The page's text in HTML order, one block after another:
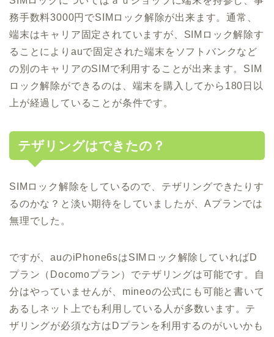
務手数料3000円でSIMロック解除が出来ます。通常、
端末はキャリア固定されていますが、SIMロック解除す
ることによりauで固定された端末をソフトバンクなど
の別のキャリアのSIMで利用することが出来ます。SIM
ロック解除ができるのは、端末を購入してから180日以
上が経過していることが条件です。
テザリングはできたの？
SIMロック解除をしているので、テザリングできたりす
るのかな？と淡い期待をしていましたが、Aプランでは
無理でした。
ですが、auのiPhone6sはSIMロック解除していればD
プラン（Docomoプラン）でテザリングは可能です。自
分はやっていませんが、mineoの公式にも可能と書いて
あるしネット上でも利用している人が多数います。テ
ザリングが必須な方はDプランを利用するのがいいかも